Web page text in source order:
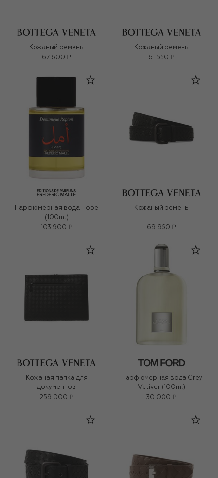
Кожаный ремень
67 600 ₽
Кожаный ремень
61 550 ₽
Парфюмерная вода Hope
(100ml)
103 900 ₽
Кожаный ремень
69 950 ₽
Кожаная папка для
документов
259 000 ₽
Парфюмерная вода Grey
Vetiver (100ml)
30 000 ₽